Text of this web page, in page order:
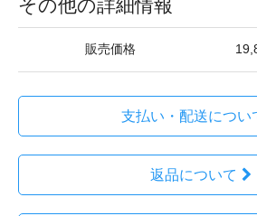
その他の詳細情報
販売価格
支払い・配送につい
返品について